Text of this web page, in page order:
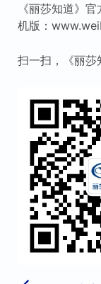
《丽莎知道》
机版：
扫一扫，《丽莎